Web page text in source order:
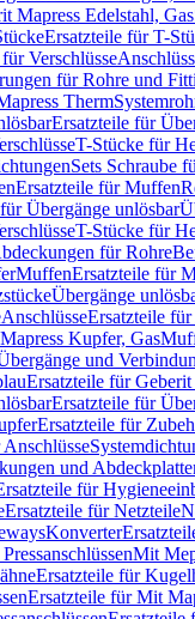
Mapress Edelstahl, Gas
Ersatzteile für T-
Verschlüsse
für Rohre und
Therm
Ersatzteile für
T-Stücke für
Sets Schraube
Ersatzteile für Muffen
Übergänge unlösbar
T-Stücke für
für Rohre
MuffenErsatzteile für
Übergänge
AnschlüsseErsatzteile
Kupfer, Gas
und
Ersatzteile für
Ersatzteile für
Ersatzteile für
und
für
Ersatzteile für Netzteile
Konverter
Mit
Ersatzteile für
Ersatzteile für Mit